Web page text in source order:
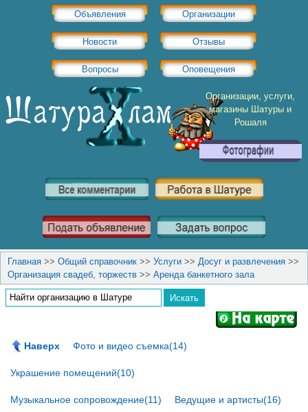
Объявления Организации
Новости Отзывы
Вопросы Оповещения
Организации, услуги,
магазины Шатуры и
Рошаля
Главная >> Общий справочник >> Услуги >> Досуг и развлечения >>
Организация свадеб, торжеств >> Аренда банкетного зала
Наверх Фото и видео съемка(14)
Украшение помещений(10)
Музыкальное сопровождение(11) Ведущие и артисты(16)